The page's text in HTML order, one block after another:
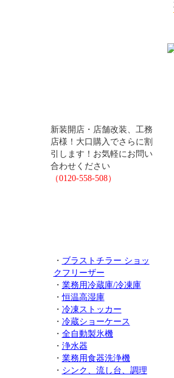
新装開店・店舗改装、工務
店様！大口購入でさらに割
引します！お気軽にお問い
合わせください
（0120-558-508）
・ ブラストチラー ショッ
クフリーザー
・ 業務用冷蔵庫/冷凍庫
・恒温高湿庫
・ 冷凍ストッカー
・ 冷蔵ショーケース
・ 全自動製氷機
・ 浄水器
・ 業務用食器洗浄機
・ シンク、流し台、調理